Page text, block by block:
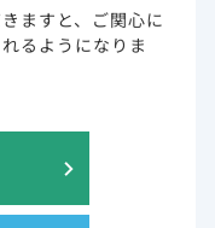
、何卒ご理解いただ
います。ご了承くだ
ますと、
ご関心に
るようになりま